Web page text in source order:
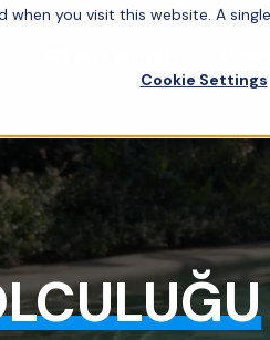
when you visit this website. A
Cookie Settings